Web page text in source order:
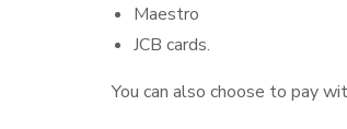
Maestro
JCB cards.
You can also choose to pay